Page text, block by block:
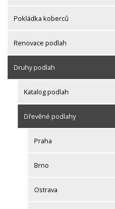
Pokládka koberců
Renovace podlah
Druhy podlah
Katalog podlah
Dřevěné podlahy
Praha
Brno
Ostrava